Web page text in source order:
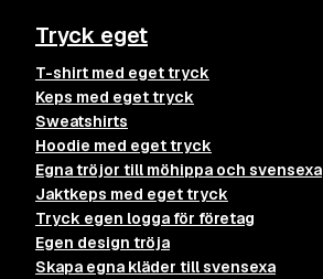
Tryck eget
T-shirt med eget tryck
Keps med eget tryck
Sweatshirts
Hoodie med eget tryck
Egna tröjor till möhippa och svensexa
Jaktkeps med eget tryck
Tryck egen logga för företag
Egen design tröja
Skapa egna kläder till svensexa